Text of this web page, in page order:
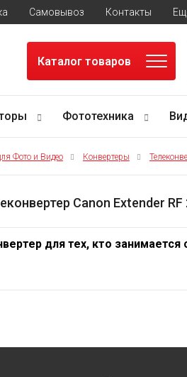
Самовывоз Контакты
Каталог товаров
Фототехника
Фото и Видео Конвертеры
Canon Extender RF
для тех, кто занимается